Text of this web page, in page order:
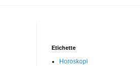
Etichette
Horoskopi